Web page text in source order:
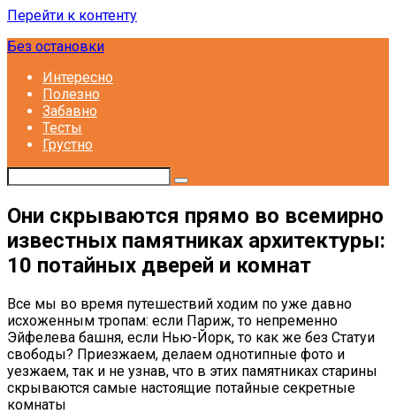
Перейти к контенту
Без остановки
Интересно
Полезно
Забавно
Тесты
Грустно
Они скрываются прямо во всемирно
известных памятниках архитектуры:
10 потайных дверей и комнат
Все мы во время путешествий ходим по уже давно
исхоженным тропам: если Париж, то непременно
Эйфелева башня, если Нью-Йорк, то как же без Статуи
свободы? Приезжаем, делаем однотипные фото и
уезжаем, так и не узнав, что в этих памятниках старины
скрываются самые настоящие потайные секретные
комнаты